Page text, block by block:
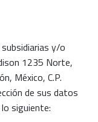
subsidiarias y/o
1235 Norte,
México, C.P.
de sus datos
siguiente: